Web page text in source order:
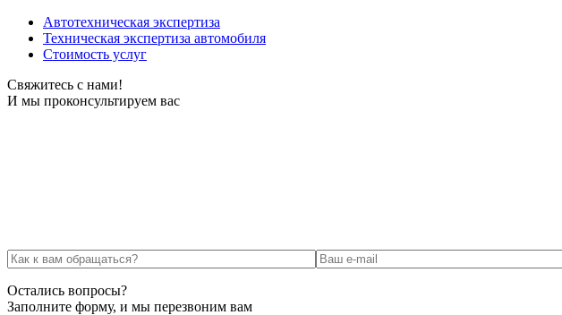
Автотехническая экспертиза
Техническая экспертиза автомобиля
Стоимость услуг
Свяжитесь с нами!
И мы проконсультируем вас
Остались вопросы?
Заполните форму, и мы перезвоним вам